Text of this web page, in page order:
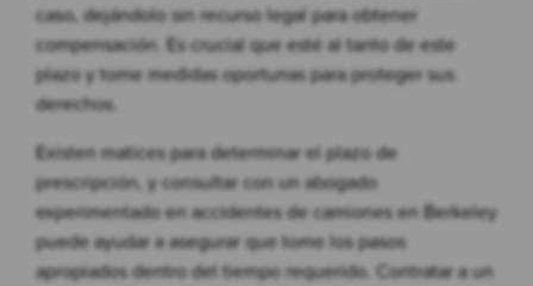
caso, dejándolo sin recurso legal para obtener
compensación. Es crucial que esté al tanto de este
plazo y tome medidas oportunas para proteger sus
derechos.
Existen matices para determinar el plazo de
prescripción, y consultar con un abogado
experimentado en accidentes de camiones en Berkeley
puede ayudar a asegurar que tome los pasos
apropiados dentro del tiempo requerido. Contratar a un